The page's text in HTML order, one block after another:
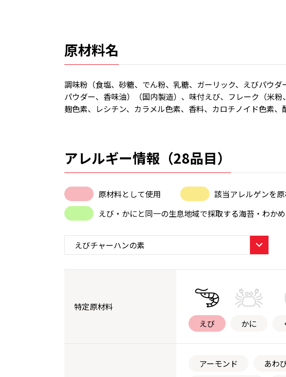
原材料名
調味粉（食塩、砂糖、でん粉、乳糖、ガーリック、えびパウ
パウダー、香味油）（国内製造）、味付えび、フレーク（米
麹色素、レシチン、カラメル色素、香料、カロチノイド色素
アレルギー情報（28品目）
原材料として使用
該当アレルゲンを
えび・かにと同一の生息地域で採取する海苔・わか
特定原材料
えび
かに
アーモンド あわ